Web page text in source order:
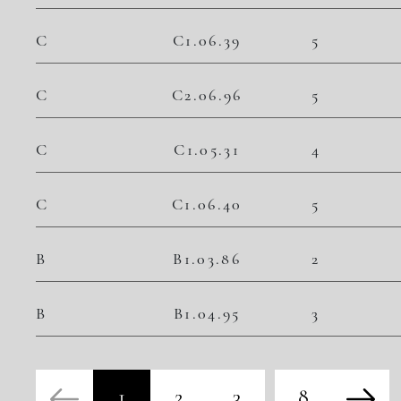
C C1.06.39 5
C C2.06.96 5
C C1.05.31 4
C C1.06.40 5
B B1.03.86 2
B B1.04.95 3